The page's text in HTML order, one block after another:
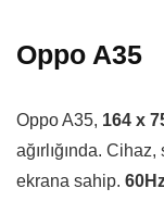
Oppo A35
Oppo A35, 164 x
ağırlığında.
ekrana sahip.